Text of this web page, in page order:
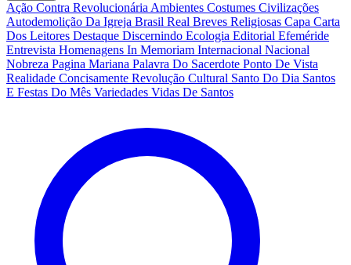
Ação Contra Revolucionária Ambientes Costumes Civilizações
Autodemolição Da Igreja Brasil Real Breves Religiosas Capa Carta
Dos Leitores Destaque Discernindo Ecologia Editorial Efeméride
Entrevista Homenagens In Memoriam Internacional Nacional
Nobreza Pagina Mariana Palavra Do Sacerdote Ponto De Vista
Realidade Concisamente Revolução Cultural Santo Do Dia Santos
E Festas Do Mês Variedades Vidas De Santos